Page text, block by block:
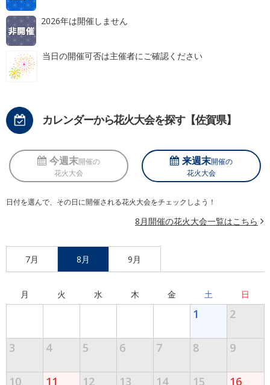
2026年は開催しません
当日の開催可否は主催者にご確認ください
カレンダーから花火大会を探す【佐賀県】
今週末開催の
花火大会
来週末開催の
花火大会
日付を選んで、その日に開催される花火大会をチェックしよう！
8月開催の花火大会一覧はこちら
7月 8月 9月
月 火 水 木 金 土 日
1 2
3 4 5 6 7 8 9
10 11 12 13 14 15 16